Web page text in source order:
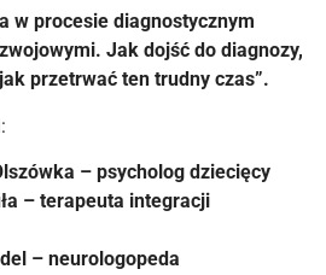
w procesie diagnostycznym
Jak dojść do diagnozy,
przetrwać ten trudny czas”.
– psycholog dziecięcy
– terapeuta integracji
– neurologopeda